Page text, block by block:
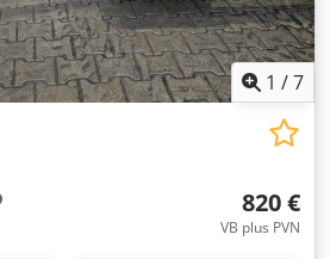
1 /7
820 €
VB plus PVN